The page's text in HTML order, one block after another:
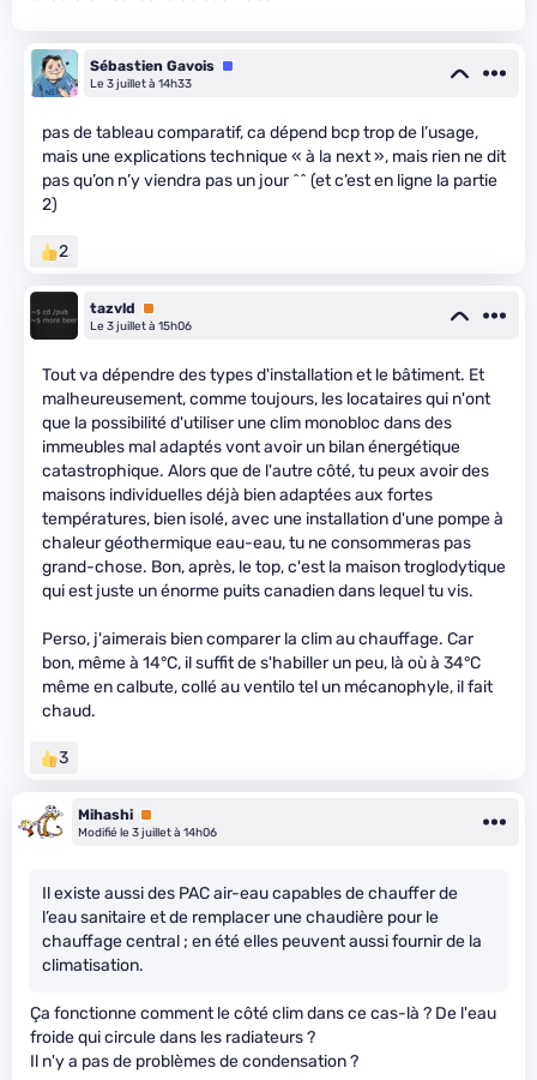
Sébastien Gavois Équipe
Le 3 juillet à 14h33
pas de tableau comparatif, ca dépend bcp trop de l’usage,
mais une explications technique « à la next », mais rien ne dit
pas qu’on n’y viendra pas un jour ^^ (et c’est en ligne la partie
2)
2
tazvld
Premium
Le 3 juillet à 15h06
Tout va dépendre des types d'installation et le bâtiment. Et
malheureusement, comme toujours, les locataires qui n'ont
que la possibilité d'utiliser une clim monobloc dans des
immeubles mal adaptés vont avoir un bilan énergétique
catastrophique. Alors que de l'autre côté, tu peux avoir des
maisons individuelles déjà bien adaptées aux fortes
températures, bien isolé, avec une installation d'une pompe à
chaleur géothermique eau-eau, tu ne consommeras pas
grand-chose. Bon, après, le top, c'est la maison troglodytique
qui est juste un énorme puits canadien dans lequel tu vis.
Perso, j'aimerais bien comparer la clim au chauffage. Car
bon, même à 14°C, il suffit de s'habiller un peu, là où à 34°C
même en calbute, collé au ventilo tel un mécanophyle, il fait
chaud.
3
Mihashi Premium
Modifié le 3 juillet à 14h06
Il existe aussi des PAC air-eau capables de chauffer de
l’eau sanitaire et de remplacer une chaudière pour le
chauffage central ; en été elles peuvent aussi fournir de la
climatisation.
Ça fonctionne comment le côté clim dans ce cas-là ? De l'eau
froide qui circule dans les radiateurs ?
Il n'y a pas de problèmes de condensation ?